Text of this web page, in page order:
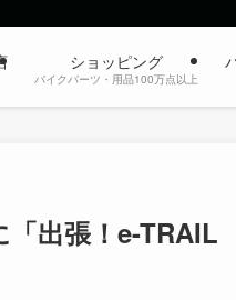
ショッピング
バイクパーツ・用品100万点以上
出張！e-TRAIL